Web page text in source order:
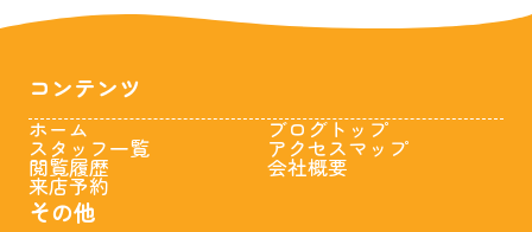
コンテンツ
ホーム
スタッフ一覧
閲覧履歴
来店予約
ブログトップ
アクセスマップ
会社概要
その他